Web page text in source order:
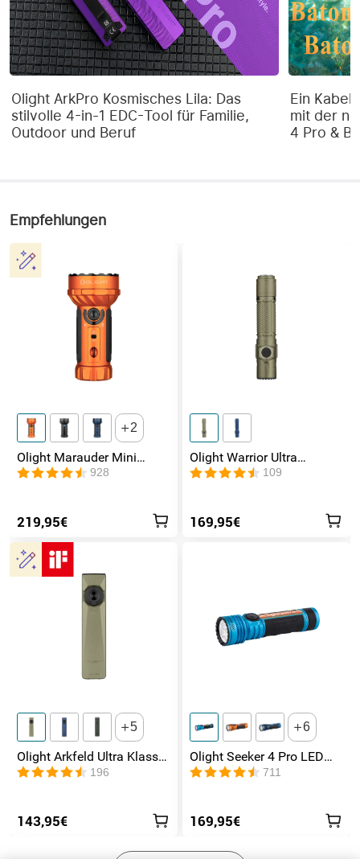
Olight ArkPro Kosmisches Lila: Das
stilvolle 4-in-1 EDC-Tool für Familie,
Outdoor und Beruf
Ein Kabel
mit der
4 Pro &
Empfehlungen
2
Olight Marauder Mini
leistungsstarke LED
Taschenlampe mit 7000
928
219,95€
Olight Warrior Ultra
Taktische Taschenlampe
109
169,95€
5
Olight Arkfeld Ultra Klasse
1 EDC Taschenlampe mit
UV Licht Laser und
196
143,95€
6
Olight Seeker 4 Pro LED
Taschenlampe mit 4600
Lumen und 260 Meter
711
169,95€